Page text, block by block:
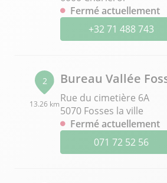
Fermé actuellement
+32 71 488 743
2
13.26 km
Bureau Vallée
Rue du cimetière 6A
5070 Fosses la ville
Fermé actuellement
071 72 52 56